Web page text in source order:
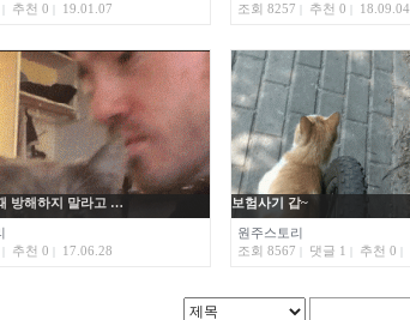
추천 0 19.01.07
조회 8257
추천 0 18.09.04
방해하지 말라고 …
추천 0 17.06.28
보험사기 갑~
원주스토리
조회 8567
댓글 1 추천 0